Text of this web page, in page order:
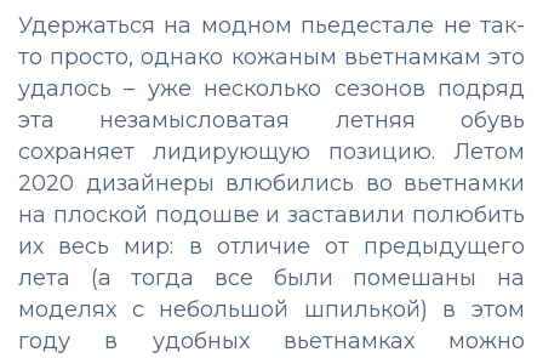
Удержаться на модном пьедестале не так-
то просто, однако кожаным вьетнамкам это
удалось – уже несколько сезонов подряд
эта незамысловатая летняя обувь
сохраняет лидирующую позицию. Летом
2020 дизайнеры влюбились во вьетнамки
на плоской подошве и заставили полюбить
их весь мир: в отличие от предыдущего
лета (а тогда все были помешаны на
моделях с небольшой шпилькой) в этом
году в удобных вьетнамках можно